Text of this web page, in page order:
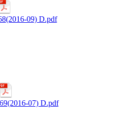
09) D.pdf
07) D.pdf